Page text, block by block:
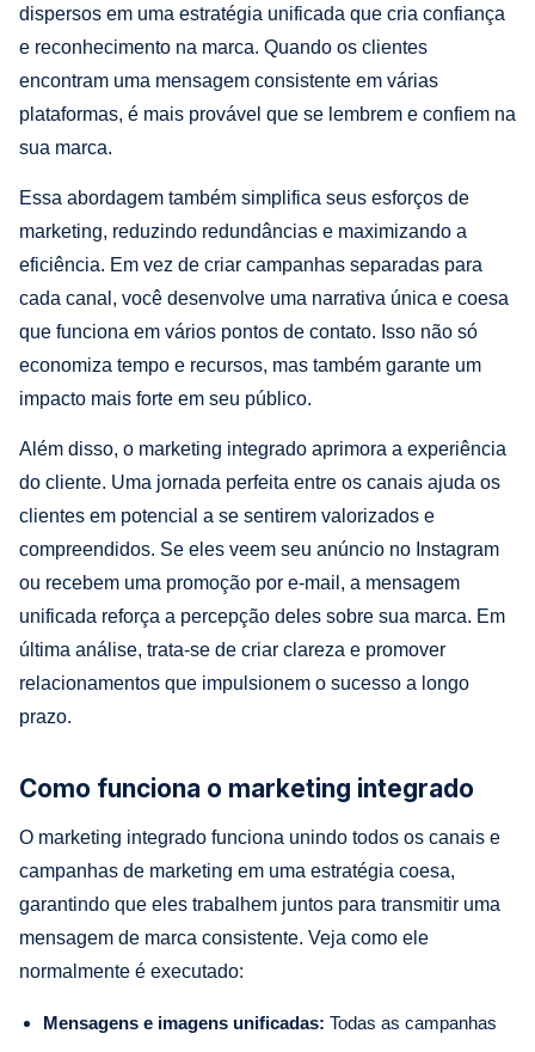
dispersos em uma estratégia unificada que cria confiança
e reconhecimento na marca. Quando os clientes
encontram uma mensagem consistente em várias
plataformas, é mais provável que se lembrem e confiem na
sua marca.
Essa abordagem também simplifica seus esforços de
marketing, reduzindo redundâncias e maximizando a
eficiência. Em vez de criar campanhas separadas para
cada canal, você desenvolve uma narrativa única e coesa
que funciona em vários pontos de contato. Isso não só
economiza tempo e recursos, mas também garante um
impacto mais forte em seu público.
Além disso, o marketing integrado aprimora a experiência
do cliente. Uma jornada perfeita entre os canais ajuda os
clientes em potencial a se sentirem valorizados e
compreendidos. Se eles veem seu anúncio no Instagram
ou recebem uma promoção por e-mail, a mensagem
unificada reforça a percepção deles sobre sua marca. Em
última análise, trata-se de criar clareza e promover
relacionamentos que impulsionem o sucesso a longo
prazo.
Como funciona o marketing integrado
O marketing integrado funciona unindo todos os canais e
campanhas de marketing em uma estratégia coesa,
garantindo que eles trabalhem juntos para transmitir uma
mensagem de marca consistente. Veja como ele
normalmente é executado:
Mensagens e imagens unificadas: Todas as campanhas